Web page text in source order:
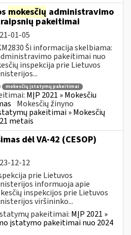
mokesčių administravimo
pakeitimai
01-05
Ši informacija skelbiama:
pakeitimai nuo
inspekcija prie Lietuvos
mokesčių įstatymų pakeitimai
MĮP 2021 » Mokesčiu
Mokesčių žinyno
pakeitimai » Mokesčių
metais
dėl VA-42 (CESOP)
12-12
prie Lietuvos
informuoja apie
inspekcijos prie Lietuvos
viršininko...
pakeitimai: MĮP 2021 »
įstatymo pakeitimai nuo 2024